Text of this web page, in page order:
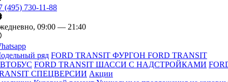
(495) 730-11-88
09:00 — 21:40
ряд FORD TRANSIT ФУРГОН FORD TRANSIT
FORD TRANSIT ШАССИ С НАДСТРОЙКАМИ
СПЕЦВЕРСИИ Акции